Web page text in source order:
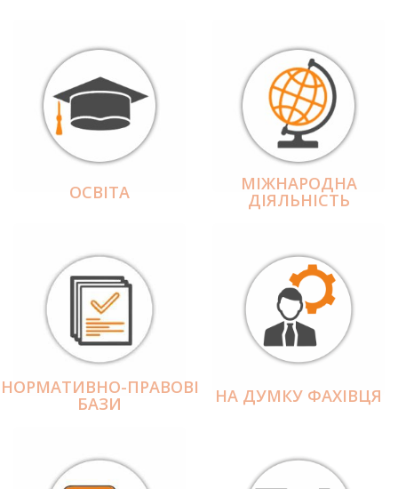
ОСВІТА МІЖНАРОДНА
ДІЯЛЬНІCТЬ
НОРМАТИВНО-ПРАВОВІ
БАЗИ НА ДУМКУ ФАХІВЦЯ